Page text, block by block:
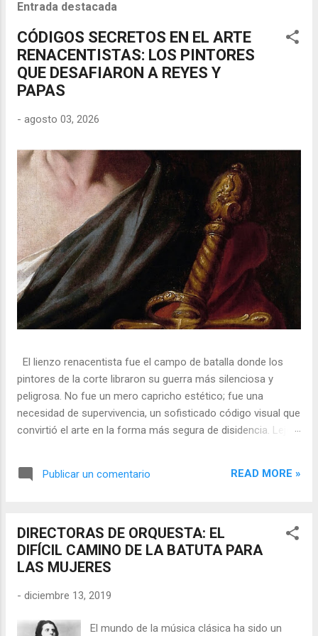
Entrada destacada
CÓDIGOS SECRETOS EN EL ARTE
RENACENTISTAS: LOS PINTORES
QUE DESAFIARON A REYES Y
PAPAS
- agosto 03, 2026
El lienzo renacentista fue el campo de batalla donde los
pintores de la corte libraron su guerra más silenciosa y
peligrosa. No fue un mero capricho estético; fue una
necesidad de supervivencia, un sofisticado código visual que
convirtió el arte en la forma más segura de disidencia. Lejos
artistas eran agentes dobles, equilibrando su necesidad de
mecenazgo real con la obligación de preservar su integridad
pintores encontraron en los símbolos, las distorsiones y los
objetos cotidianos un lenguaje cifrado capaz de eludir a los
censores y desafiar al trono. 🎭 La arquitectura del engaño
sino un objeto tridimensional y multifacético. Los pintores
de la corte eran los agentes dobles definitivos, y dominaban
Publicar un comentario READ MORE »
DIRECTORAS DE ORQUESTA: EL
DIFÍCIL CAMINO DE LA BATUTA PARA
LAS MUJERES
- diciembre 13, 2019
El mundo de la música clásica ha sido un